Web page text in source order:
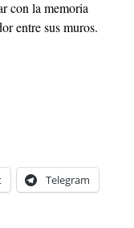
con la memoria
entre sus muros.
Telegram